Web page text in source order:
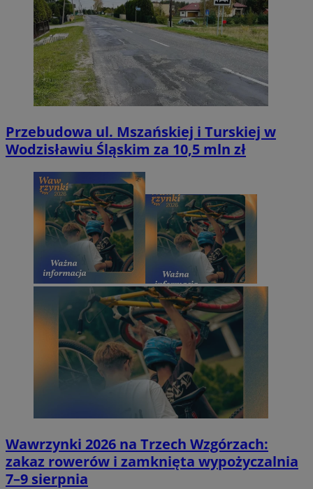
Przebudowa ul. Mszańskiej i Turskiej w
Wodzisławiu Śląskim za 10,5 mln zł
Wawrzynki 2026 na Trzech Wzgórzach:
zakaz rowerów i zamknięta wypożyczalnia
7–9 sierpnia